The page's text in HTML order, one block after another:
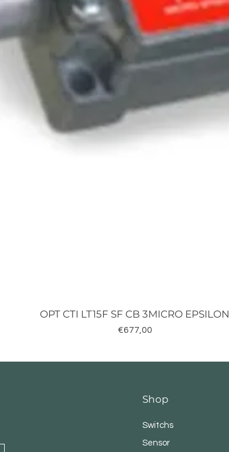
OPT CTI LT15F SF CB 3MICRO EPSILON
Fiyat
€677,00
Shop
Switchs
Sensor